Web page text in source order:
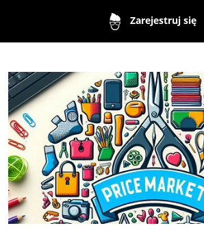
Zarejestruj się